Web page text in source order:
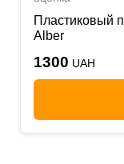
Пластиковый
Alber
1300 UAH